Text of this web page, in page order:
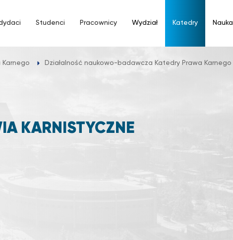
Studenci Pracownicy Wydział Katedry Nauka
Karnego Działalność naukowo-badawcza Katedry Prawa Karnego
KARNISTYCZNE